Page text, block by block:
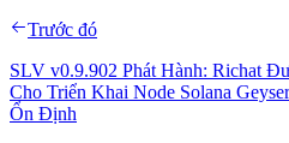
Trước đó
SLV v0.9.902 Phát Hành: Richat
Cho Triển Khai Node Solana
Ổn Định